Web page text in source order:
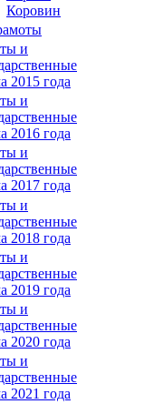
Коровин
и
2015 года
и
2016 года
и
2017 года
и
2018 года
и
2019 года
и
2020 года
и
2021 года